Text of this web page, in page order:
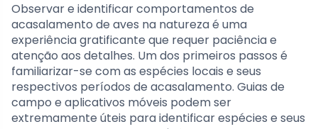
Observar e identificar comportamentos de
acasalamento de aves na natureza é uma
experiência gratificante que requer paciência e
atenção aos detalhes. Um dos primeiros passos é
familiarizar-se com as espécies locais e seus
respectivos períodos de acasalamento. Guias de
campo e aplicativos móveis podem ser
extremamente úteis para identificar espécies e seus